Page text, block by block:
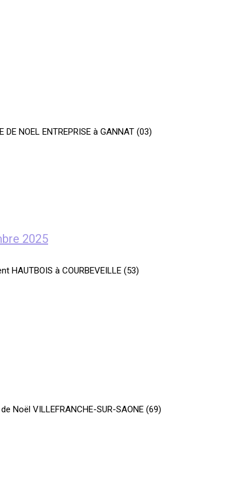
NOEL ENTREPRISE à GANNAT (03)
2025
HAUTBOIS à COURBEVEILLE (53)
Noël VILLEFRANCHE-SUR-SAONE (69)